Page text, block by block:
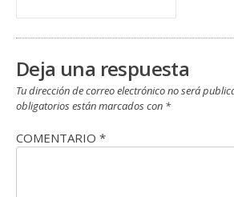
entradas
Deja una respuesta
Tu dirección de correo electrónico no será
obligatorios están marcados con *
COMENTARIO *